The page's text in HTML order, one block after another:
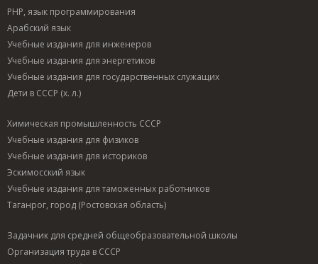
PHP, язык программирования
Арабский язык
Учебные издания для инженеров
Учебные издания для энергетиков
Учебные издания для государственных служащих
Дети в СССР (х. л.)
Химическая промышленность СССР
Учебные издания для физиков
Учебные издания для историков
Эскимосский язык
Учебные издания для таможенных работников
Таганрог, город (Ростовская область)
Задачник для средней общеобразовательной школы
Организация труда в СССР